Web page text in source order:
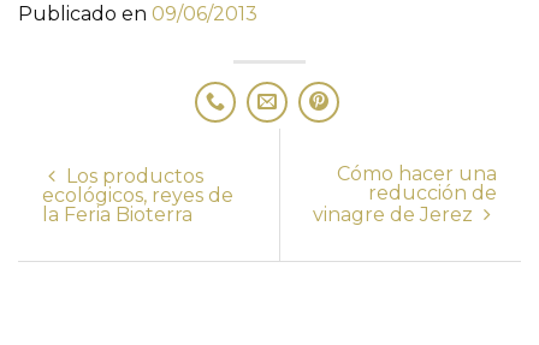
Publicado en 09/06/2013
Los productos
ecológicos, reyes de
la Feria Bioterra
Cómo hacer una
reducción de
vinagre de Jerez